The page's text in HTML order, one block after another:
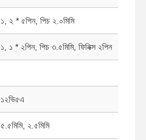
১, ২ * ৫পিন, পিচ ২.০মিমি
১, ১ * ২পিন, পিচ ৩.৫মিমি, ফিনিক্স ২পিন
১২ভি৫এ
৫.৫মিমি, ২.৫মিমি